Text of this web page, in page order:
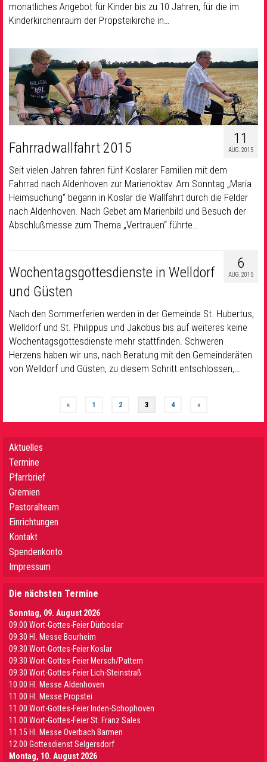
monatliches Angebot für Kinder bis zu 10 Jahren, für die im
Kinderkirchenraum der Propsteikirche in…
11
AUG. 2015
Fahrradwallfahrt 2015
Seit vielen Jahren fahren fünf Koslarer Familien mit dem
Fahrrad nach Aldenhoven zur Marienoktav. Am Sonntag „Maria
Heimsuchung“ begann in Koslar die Wallfahrt durch die Felder
nach Aldenhoven. Nach Gebet am Marienbild und Besuch der
Abschlußmesse zum Thema „Vertrauen“ führte…
6
AUG. 2015
Wochentagsgottesdienste in Welldorf
und Güsten
Nach den Sommerferien werden in der Gemeinde St. Hubertus,
Welldorf und St. Philippus und Jakobus bis auf weiteres keine
Wochentagsgottesdienste mehr stattfinden. Schweren
Herzens haben wir uns, nach Beratung mit den Gemeinderäten
von Welldorf und Güsten, zu diesem Schritt entschlossen,…
« 1 2 3 4 »
Aktuelles
Termine
Pfarrbrief
Gremien
Pastoralteam
Einrichtungen
Kontakt
Spendenkonto
Impressum
Die nächsten Termine
Sonntag, 09. August 2026
09.00 Wort-Gottes-Feier Dürboslar
09.30 HI. Messe Bourheim
09.30 Wort-Gottes-Feier Koslar
09.30 Wort-Gottes-Feier Mersch/Pattern
09.30 Wort-Gottes-Feier Lich-Steinstraß
10.00 Hl. Messe Aldenhoven
11.00 Hl. Messe Propstei
11.00 Wort-Gottes-Feier Inden-Schophoven
11.00 Wort-Gottes-Feier St. Franz Sales
11.15 Hl. Messe Overbach Barmen
12.00 Gottesdienst Selgersdorf
Montag, 10. August 2026